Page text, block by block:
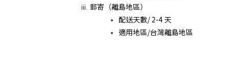
郵寄（離島地區）
配送天數/ 2-4 天
適用地區/台灣離島地區